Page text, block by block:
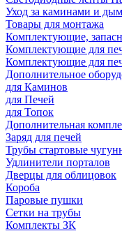
Уход за каминами и
Товары для монтажа
Комплектующие,
Комплектующие для
Комплектующие для
Дополнительное
для Каминов
для Печей
для Топок
Дополнительная
Заряд для печей
Трубы стартовые
Удлинители порталов
Дверцы для облицовок
Короба
Паровые пушки
Сетки на трубы
Комплекты ЗК